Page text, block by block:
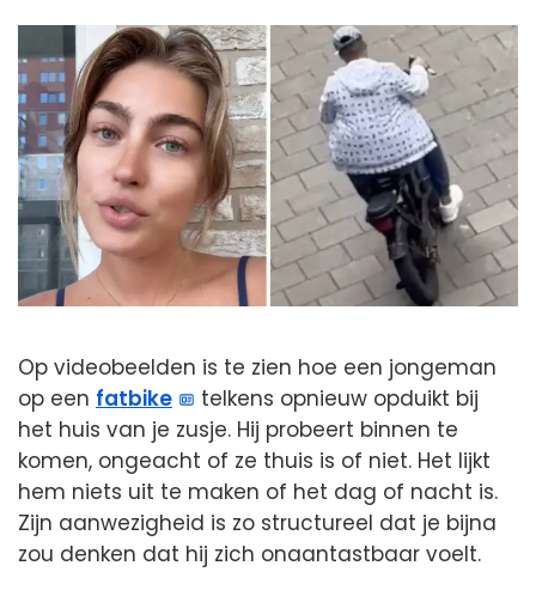
Op videobeelden is te zien hoe een jongeman
op een fatbike
telkens opnieuw opduikt bij
het huis van je zusje. Hij probeert binnen te
komen, ongeacht of ze thuis is of niet. Het lijkt
hem niets uit te maken of het dag of nacht is.
Zijn aanwezigheid is zo structureel dat je bijna
zou denken dat hij zich onaantastbaar voelt.